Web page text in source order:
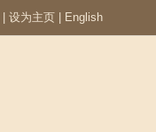
设为主页 English